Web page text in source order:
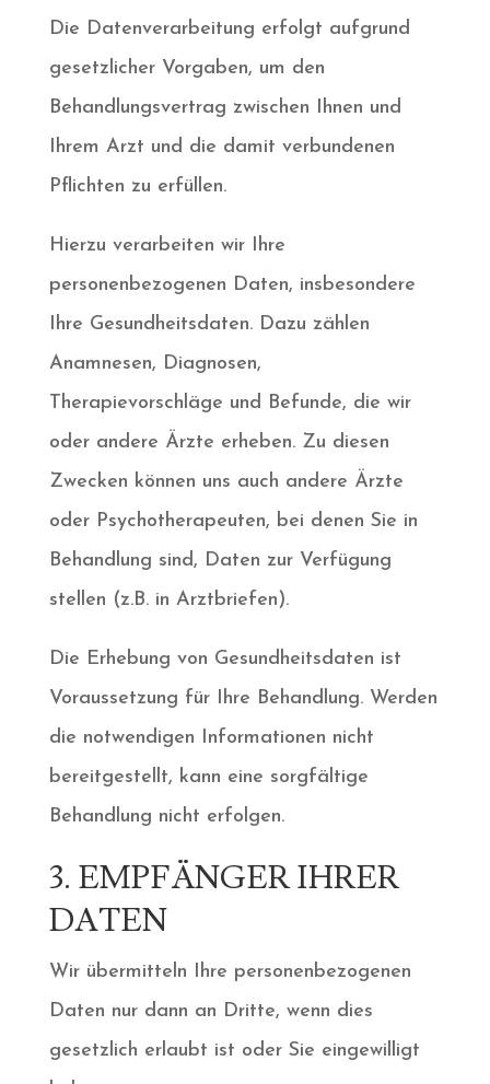
Die Datenverarbeitung erfolgt aufgrund
gesetzlicher Vorgaben, um den
Behandlungsvertrag zwischen Ihnen und
Ihrem Arzt und die damit verbundenen
Pflichten zu erfüllen.
Hierzu verarbeiten wir Ihre
personenbezogenen Daten, insbesondere
Ihre Gesundheitsdaten. Dazu zählen
Anamnesen, Diagnosen,
Therapievorschläge und Befunde, die wir
oder andere Ärzte erheben. Zu diesen
Zwecken können uns auch andere Ärzte
oder Psychotherapeuten, bei denen Sie in
Behandlung sind, Daten zur Verfügung
stellen (z.B. in Arztbriefen).
Die Erhebung von Gesundheitsdaten ist
Voraussetzung für Ihre Behandlung. Werden
die notwendigen Informationen nicht
bereitgestellt, kann eine sorgfältige
Behandlung nicht erfolgen.
3. EMPFÄNGER IHRER
DATEN
Wir übermitteln Ihre personenbezogenen
Daten nur dann an Dritte, wenn dies
gesetzlich erlaubt ist oder Sie eingewilligt